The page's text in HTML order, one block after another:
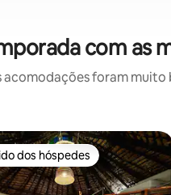
com as
acomodações foram
preferidos dos
dos hóspedes